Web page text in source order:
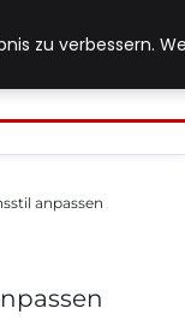
anpassen
zu verbessern.